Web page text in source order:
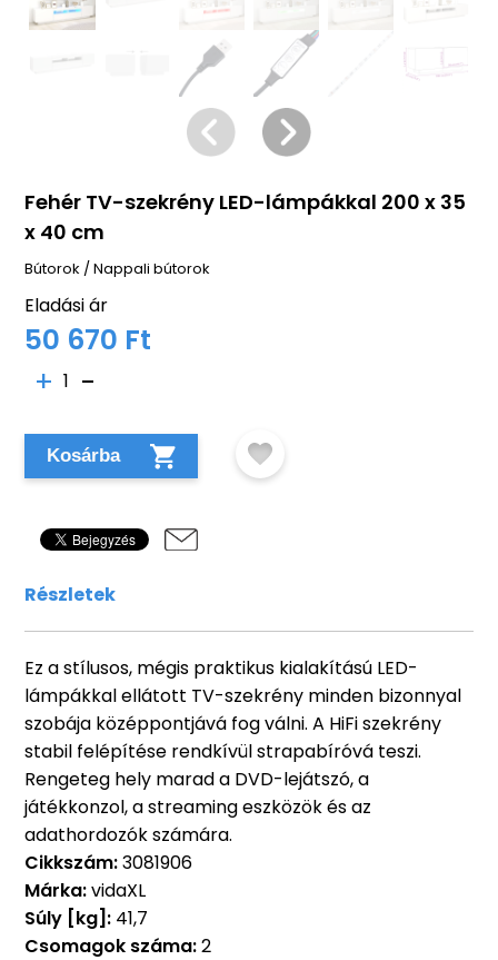
Fehér TV-szekrény LED-lámpákkal 200 x 35
x 40 cm
Bútorok /Nappali bútorok
Eladási ár
50 670 Ft
1
Kosárba
Részletek
Ez a stílusos, mégis praktikus kialakítású LED-
lámpákkal ellátott TV-szekrény minden bizonnyal
szobája középpontjává fog válni. A HiFi szekrény
stabil felépítése rendkívül strapabíróvá teszi.
Rengeteg hely marad a DVD-lejátszó, a
játékkonzol, a streaming eszközök és az
adathordozók számára.
Cikkszám:3081906
Márka:vidaXL
Súly [kg]: 41,7
Csomagok száma:2